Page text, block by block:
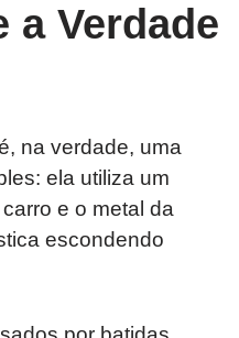
a Verdade
na verdade, uma
ela utiliza um
e o metal da
escondendo